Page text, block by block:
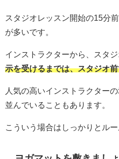
スタジオレッスン開始の15分
が多いです。
インストラクターから、スタ
示を受けるまでは、スタジオ
人気の高いインストラクター
並んでいることもあります。
こういう場合はしっかりとル